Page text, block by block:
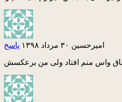
امیرحسین ۳۰ مرداد ۱۳۹۸ پاسخ
واس منم افتاد ولی من برعکسش